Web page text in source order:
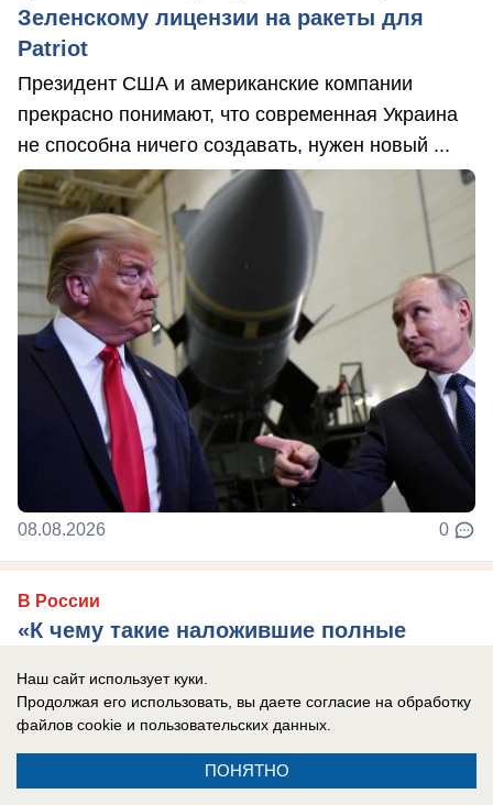
Зеленскому лицензии на ракеты для
Patriot
Президент США и американские компании
прекрасно понимают, что современная Украина
не способна ничего создавать, нужен новый ...
08.08.2026 0
В России
«К чему такие наложившие полные
Медведев рассказал про «пробный шар»
проверки России на прочность
Ситуация с Грузией показала, какие глупые
взгляды навязывает Запад, сказал
Наш сайт использует куки.
Продолжая его использовать, вы даете согласие на обработку
файлов cookie и пользовательских данных.
ПОНЯТНО